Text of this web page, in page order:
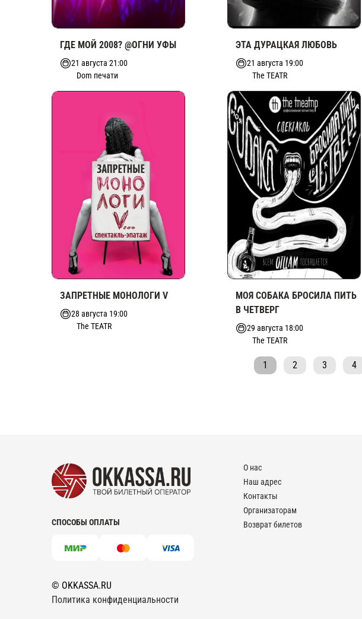
ГДЕ МОЙ 2008? @ОГНИ УФЫ
21 августа 21:00
Dom печати
ЭТА ДУРАЦКАЯ ЛЮБОВЬ
21 августа 19:00
The TEATR
ЗАПРЕТНЫЕ МОНОЛОГИ V
28 августа 19:00
The TEATR
МОЯ СОБАКА БРОСИЛА ПИТЬ
В ЧЕТВЕРГ
29 августа 18:00
The TEATR
1 2 3 4
СПОСОБЫ ОПЛАТЫ
© OKKASSA.RU
Политика конфиденциальности
О нас
Наш адрес
Контакты
Организаторам
Возврат билетов